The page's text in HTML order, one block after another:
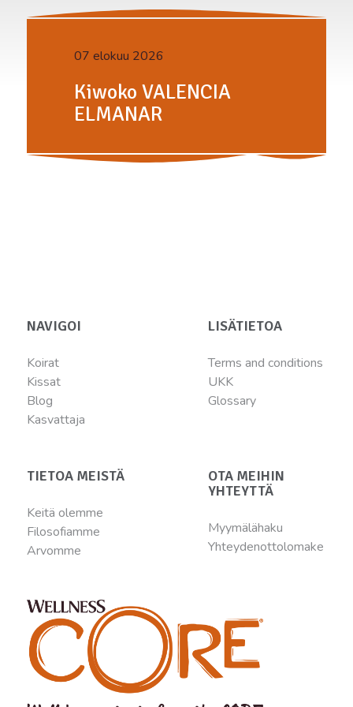
07 elokuu 2026
Kiwoko VALENCIA
ELMANAR
NAVIGOI
Koirat
Kissat
Blog
Kasvattaja
LISÄTIETOA
Terms and conditions
UKK
Glossary
TIETOA MEISTÄ
Keitä olemme
Filosofiamme
Arvomme
OTA MEIHIN
YHTEYTTÄ
Myymälähaku
Yhteydenottolomake